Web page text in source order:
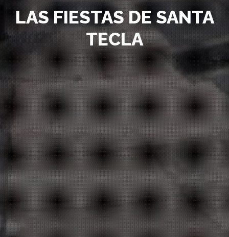
LAS FIESTAS DE SANTA
TECLA